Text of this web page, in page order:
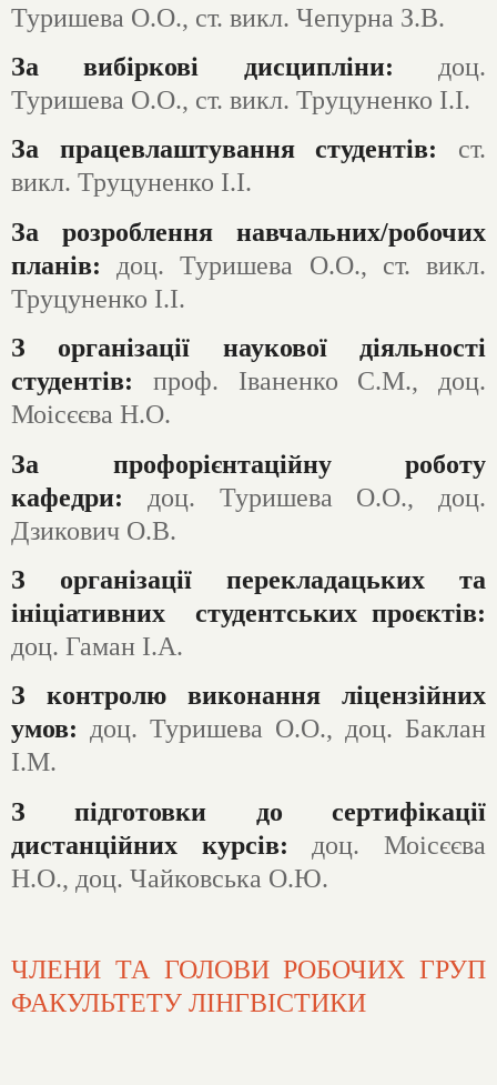
Туришева О.О., ст. викл. Чепурна З.В.
За вибіркові дисципліни: доц.
Туришева О.О., ст. викл. Труцуненко І.І.
За працевлаштування студентів: ст.
викл. Труцуненко І.І.
За розроблення навчальних/робочих
планів: доц. Туришева О.О., ст. викл.
Труцуненко І.І.
З організації наукової діяльності
студентів: проф. Іваненко С.М., доц.
Моісєєва Н.О.
За профорієнтаційну роботу
кафедри: доц. Туришева О.О., доц.
Дзикович О.В.
З організації перекладацьких та
ініціативних студентських проєктів:
доц. Гаман І.А.
З контролю виконання ліцензійних
умов: доц. Туришева О.О., доц. Баклан
І.М.
З підготовки до сертифікації
дистанційних курсів: доц. Моісєєва
Н.О., доц. Чайковська О.Ю.
ЧЛЕНИ ТА ГОЛОВИ РОБОЧИХ ГРУП
ФАКУЛЬТЕТУ ЛІНГВІСТИКИ